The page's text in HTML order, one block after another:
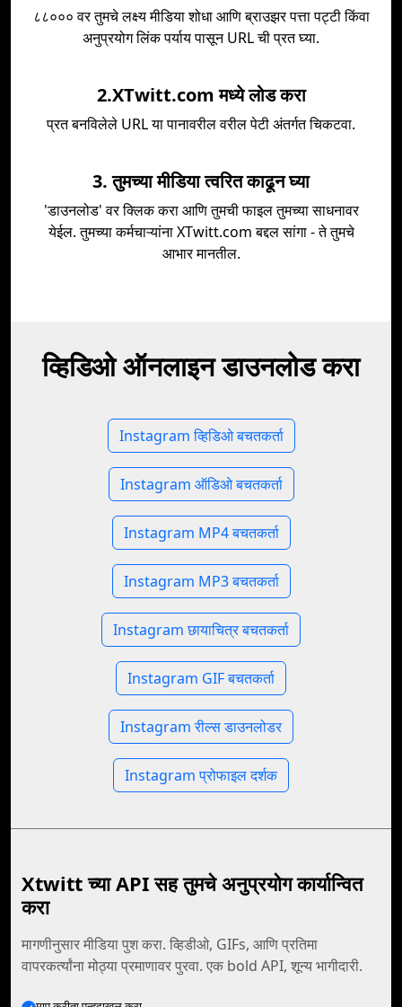
८८००० वर तुमचे लक्ष्य मीडिया शोधा आणि ब्राउझर पत्ता पट्टी किंवा
अनुप्रयोग लिंक पर्याय पासून URL ची प्रत घ्या.
2.XTwitt.com मध्ये लोड करा
प्रत बनविलेले URL या पानावरील वरील पेटी अंतर्गत चिकटवा.
3. तुमच्या मीडिया त्वरित काढून घ्या
'डाउनलोड' वर क्लिक करा आणि तुमची फाइल तुमच्या साधनावर
येईल. तुमच्या कर्मचाऱ्यांना XTwitt.com बद्दल सांगा - ते तुमचे
आभार मानतील.
व्हिडिओ ऑनलाइन डाउनलोड करा
Instagram व्हिडिओ बचतकर्ता
Instagram ऑडिओ बचतकर्ता
Instagram MP4 बचतकर्ता
Instagram MP3 बचतकर्ता
Instagram छायाचित्र बचतकर्ता
Instagram GIF बचतकर्ता
Instagram रील्स डाउनलोडर
Instagram प्रोफाइल दर्शक
Xtwitt च्या API सह तुमचे अनुप्रयोग कार्यान्वित
करा
मागणीनुसार मीडिया पुश करा. व्हिडीओ, GIFs, आणि प्रतिमा
वापरकर्त्यांना मोठ्या प्रमाणावर पुरवा. एक bold API, शून्य भागीदारी.